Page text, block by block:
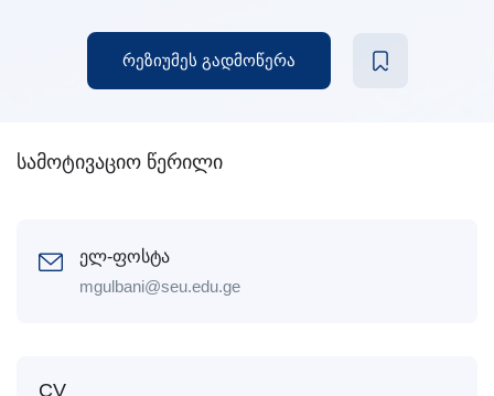
რეზიუმეს გადმოწერა
სამოტივაციო წერილი
ელ-ფოსტა
mgulbani@seu.edu.ge
CV